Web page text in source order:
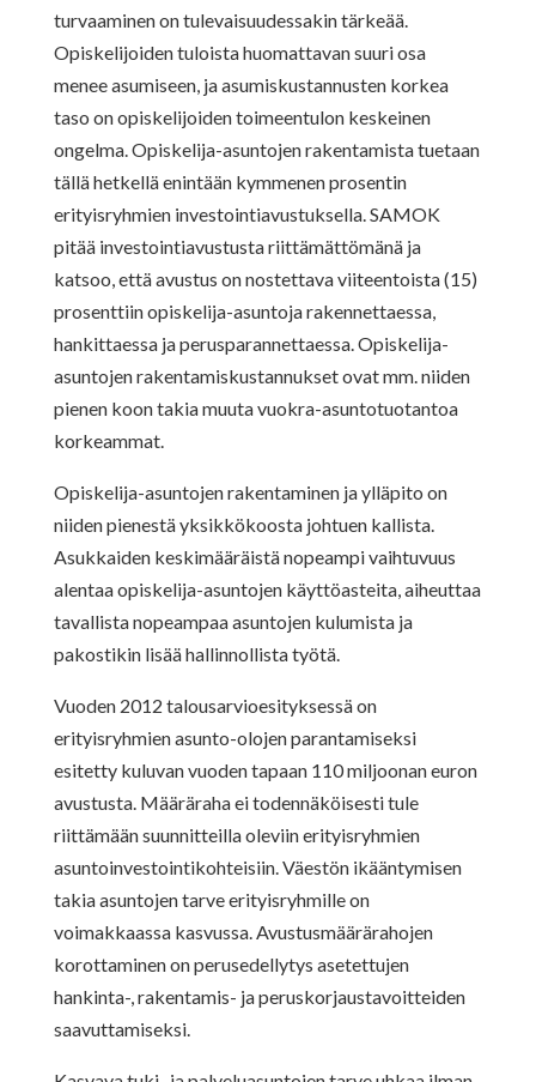
turvaaminen on tulevaisuudessakin tärkeää.
Opiskelijoiden tuloista huomattavan suuri osa
menee asumiseen, ja asumiskustannusten korkea
taso on opiskelijoiden toimeentulon keskeinen
ongelma. Opiskelija-asuntojen rakentamista tuetaan
tällä hetkellä enintään kymmenen prosentin
erityisryhmien investointiavustuksella. SAMOK
pitää investointiavustusta riittämättömänä ja
katsoo, että avustus on nostettava viiteentoista (15)
prosenttiin opiskelija-asuntoja rakennettaessa,
hankittaessa ja perusparannettaessa. Opiskelija-
asuntojen rakentamiskustannukset ovat mm. niiden
pienen koon takia muuta vuokra-asuntotuotantoa
korkeammat.
Opiskelija-asuntojen rakentaminen ja ylläpito on
niiden pienestä yksikkökoosta johtuen kallista.
Asukkaiden keskimääräistä nopeampi vaihtuvuus
alentaa opiskelija-asuntojen käyttöasteita, aiheuttaa
tavallista nopeampaa asuntojen kulumista ja
pakostikin lisää hallinnollista työtä.
Vuoden 2012 talousarvioesityksessä on
erityisryhmien asunto-olojen parantamiseksi
esitetty kuluvan vuoden tapaan 110 miljoonan euron
avustusta. Määräraha ei todennäköisesti tule
riittämään suunnitteilla oleviin erityisryhmien
asuntoinvestointikohteisiin. Väestön ikääntymisen
takia asuntojen tarve erityisryhmille on
voimakkaassa kasvussa. Avustusmäärärahojen
korottaminen on perusedellytys asetettujen
hankinta-, rakentamis- ja peruskorjaustavoitteiden
saavuttamiseksi.